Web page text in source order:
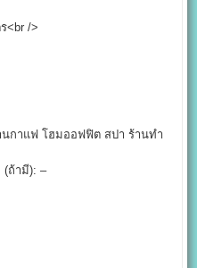
<br />
นกาแฟ โฮมออฟฟิต สปา ร้านทำ
(ถ้ามี): –